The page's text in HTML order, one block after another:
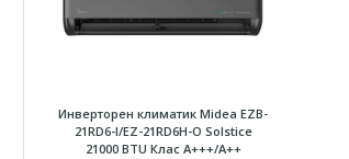
Инверторен климатик Midea EZB-
21RD6-I/EZ-21RD6H-O Solstice
21000 BTU Клас A+++/A++